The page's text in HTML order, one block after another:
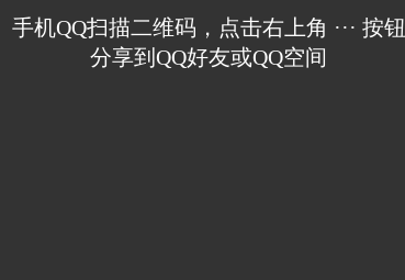
手机QQ扫描二维码，点击右上角 ··· 按钮
分享到QQ好友或QQ空间